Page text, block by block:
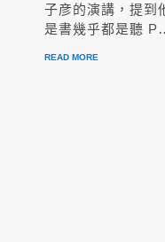
子彦的演講，提到
是書幾乎都是聽
READ MORE